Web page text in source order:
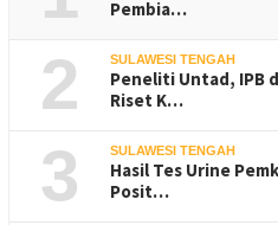
Pembia…
2 SULAWESI TENGAH
Peneliti Untad, IPB
Riset K…
3 SULAWESI TENGAH
Hasil Tes Urine
Posit…